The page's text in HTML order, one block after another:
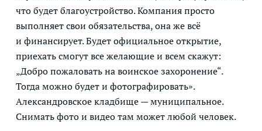
что будет благоустройство. Компания просто
выполняет свои обязательства, она же всё
и финансирует. Будет официальное открытие,
приехать смогут все желающие и всем скажут:
„Добро пожаловать на воинское захоронение“.
Тогда можно будет и фотографировать».
Александровское кладбище — муниципальное.
Снимать фото и видео там может любой человек.